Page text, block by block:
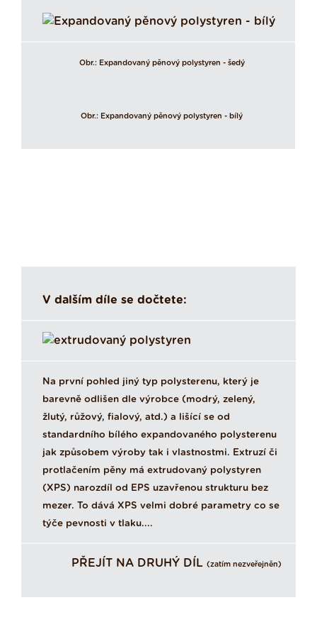
Obr.: Expandovaný pěnový polystyren - šedý
Obr.: Expandovaný pěnový polystyren - bílý
V dalším díle se dočtete:
Na první pohled jiný typ polysterenu, který je
barevně odlišen dle výrobce (modrý, zelený,
žlutý, růžový, fialový, atd.) a lišící se od
standardního bílého expandovaného polysterenu
jak způsobem výroby tak i vlastnostmi. Extruzí či
protlačením pěny má extrudovaný polystyren
(XPS) narozdíl od EPS uzavřenou strukturu bez
mezer. To dává XPS velmi dobré parametry co se
týče pevnosti v tlaku....
PŘEJÍT NA DRUHÝ DÍL (zatím nezveřejněn)